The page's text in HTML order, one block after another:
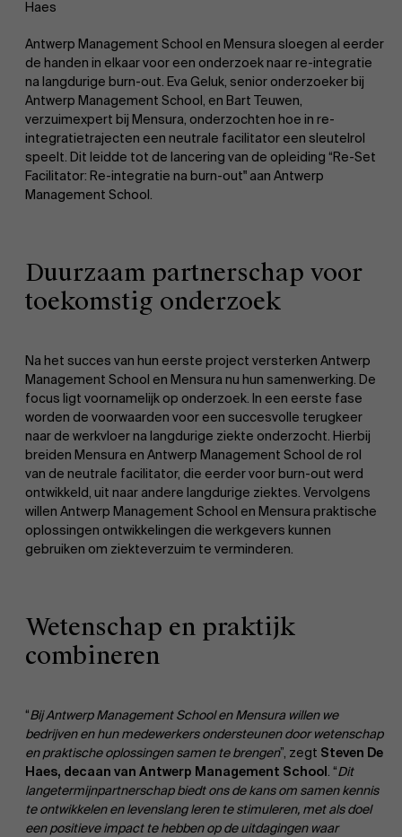
Haes
Antwerp Management School en Mensura sloegen al eerder
de handen in elkaar voor een onderzoek naar re-integratie
na langdurige burn-out. Eva Geluk, senior onderzoeker bij
Antwerp Management School, en Bart Teuwen,
verzuimexpert bij Mensura, onderzochten hoe in re-
integratietrajecten een neutrale facilitator een sleutelrol
speelt. Dit leidde tot de lancering van de opleiding “Re-Set
Facilitator: Re-integratie na burn-out" aan Antwerp
Management School.
Duurzaam partnerschap voor
toekomstig onderzoek
Na het succes van hun eerste project versterken Antwerp
Management School en Mensura nu hun samenwerking. De
focus ligt voornamelijk op onderzoek. In een eerste fase
worden de voorwaarden voor een succesvolle terugkeer
naar de werkvloer na langdurige ziekte onderzocht. Hierbij
breiden Mensura en Antwerp Management School de rol
van de neutrale facilitator, die eerder voor burn-out werd
ontwikkeld, uit naar andere langdurige ziektes. Vervolgens
willen Antwerp Management School en Mensura praktische
oplossingen ontwikkelingen die werkgevers kunnen
gebruiken om ziekteverzuim te verminderen.
Wetenschap en praktijk
combineren
“Bij Antwerp Management School en Mensura willen we
bedrijven en hun medewerkers ondersteunen door wetenschap
en praktische oplossingen samen te brengen”, zegt Steven De
Haes, decaan van Antwerp Management School. “Dit
langetermijnpartnerschap biedt ons de kans om samen kennis
te ontwikkelen en levenslang leren te stimuleren, met als doel
een positieve impact te hebben op de uitdagingen waar